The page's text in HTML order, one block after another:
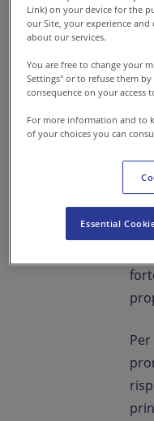
Link) on your device for the
our Site, your experience
about our services.
You are free to change your
Settings" or to refuse them by
consequence on your access
For more information and to
of your choices you can
Essential